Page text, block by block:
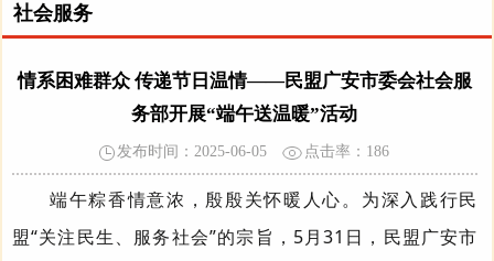
社会服务
情系困难群众 传递节日温情——民盟广安市委会社会服
务部开展“端午送温暖”活动
发布时间：2025-06-05 点击率： 186
端午粽香情意浓，殷殷关怀暖人心。 为深入践行民
盟“关注民生、服务社会”的宗旨， 5月31 日， 民盟广安市